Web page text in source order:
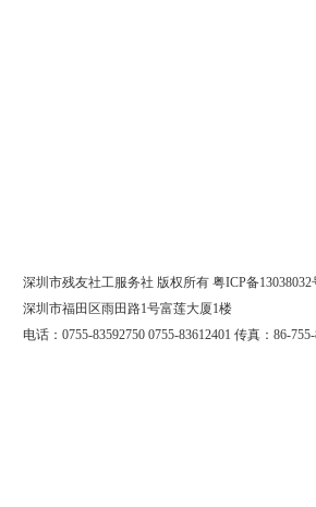
深圳市残友社工服务社 版权所有 粤ICP备13038032
深圳市福田区雨田路1号富莲大厦1楼
电话：0755-83592750 0755-83612401 传真：86-